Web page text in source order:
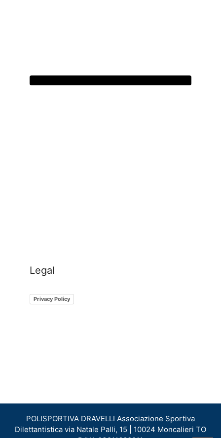
Legal
Privacy Policy
POLISPORTIVA​ ​DRAVELLI Associazione Sportiva
Dilettantistica via Natale Palli, 15 | 10024 Moncalieri TO